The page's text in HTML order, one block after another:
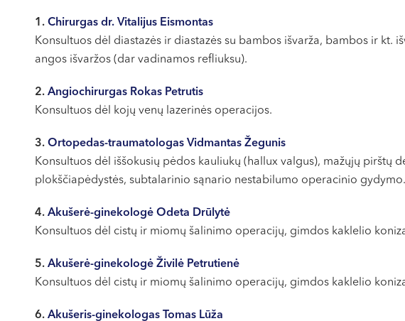
1. Chirurgas dr. Vitalijus Eismontas
Konsultuos dėl diastazės ir diastazės su bambos išvarža, bambos ir
angos išvaržos (dar vadinamos refliuksu).
2. Angiochirurgas Rokas Petrutis
Konsultuos dėl kojų venų lazerinės operacijos.
3. Ortopedas-traumatologas Vidmantas Žegunis
Konsultuos dėl iššokusių pėdos kauliukų (hallux valgus), mažųjų
plokščiapėdystės, subtalarinio sąnario nestabilumo operacinio gydymo.
4. Akušerė-ginekologė Odeta Drūlytė
Konsultuos dėl cistų ir miomų šalinimo operacijų, gimdos kaklelio
5. Akušerė-ginekologė Živilė Petrutienė
Konsultuos dėl cistų ir miomų šalinimo operacijų, gimdos kaklelio
6. Akušeris-ginekologas Tomas Lūža